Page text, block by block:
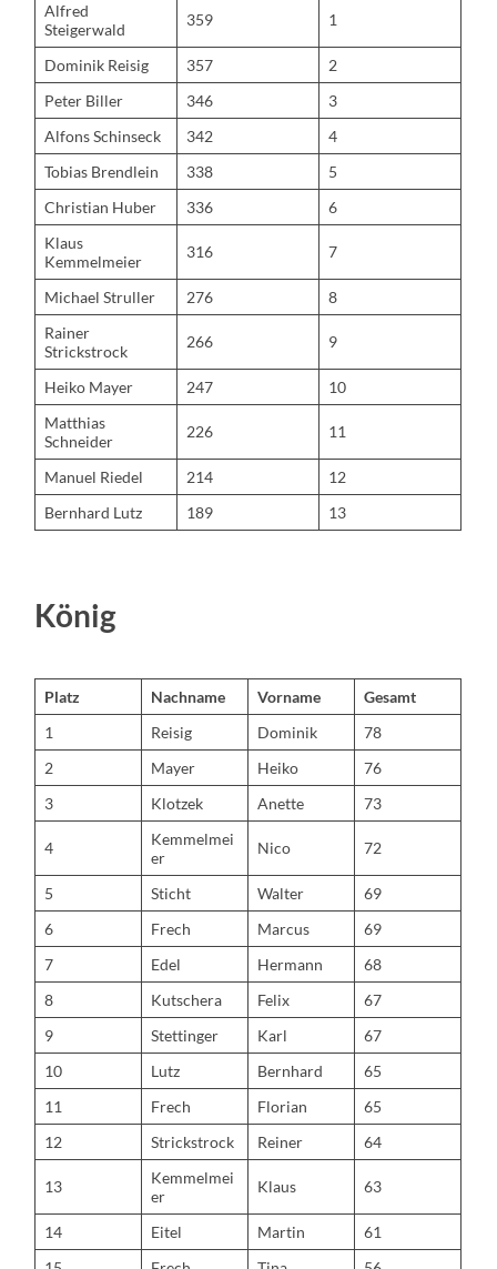
Alfred
Steigerwald
359 1
Dominik Reisig 357
2
Peter Biller
346
3
Alfons Schinseck
342
4
Tobias Brendlein
338
5
Christian Huber
336
6
Klaus
Kemmelmeier
316 7
Michael Struller 276
8
Rainer
Strickstrock
266 9
Heiko Mayer 247
10
Matthias
Schneider
226 11
Manuel Riedel 214
12
Bernhard Lutz
189 13
König
Platz Nachname Vorname
Gesamt
1
Reisig Dominik
78
2
Mayer Heiko
76
3
Klotzek Anette 73
4
Kemmelmei
er
Nico 72
5 Sticht Walter
69
6
Frech Marcus
69
7
Edel Hermann
68
8
Kutschera Felix
67
9
Stettinger Karl
67
10
Lutz Bernhard
65
11
Frech Florian
65
12
Strickstrock Reiner 64
13
Kemmelmei
er
Klaus 63
14 Eitel Martin
61